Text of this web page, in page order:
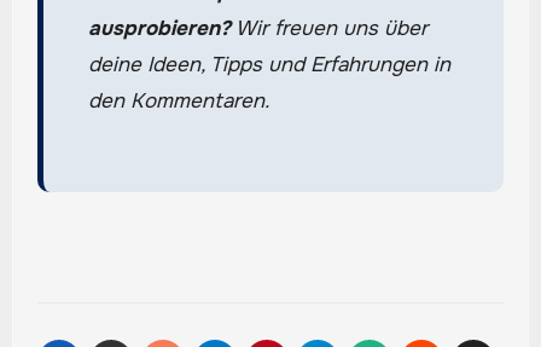
ausprobieren?Wir freuen uns über
deine Ideen, Tipps und Erfahrungen in
den Kommentaren.